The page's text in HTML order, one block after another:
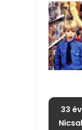
33